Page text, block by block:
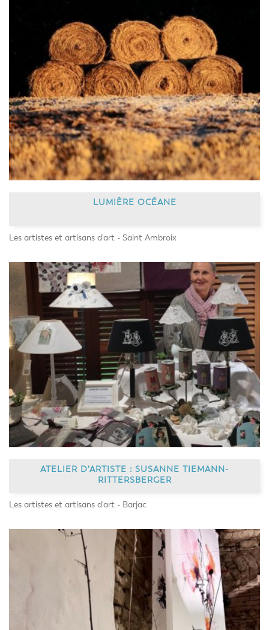
LUMIÈRE OCÉANE
Les artistes et artisans d'art - Saint Ambroix
ATELIER D'ARTISTE : SUSANNE TIEMANN-
RITTERSBERGER
Les artistes et artisans d'art - Barjac